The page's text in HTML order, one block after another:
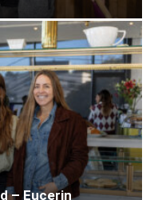
– Eucerin